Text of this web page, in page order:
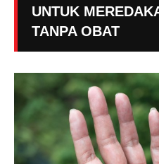
UNTUK
TANPA OBAT